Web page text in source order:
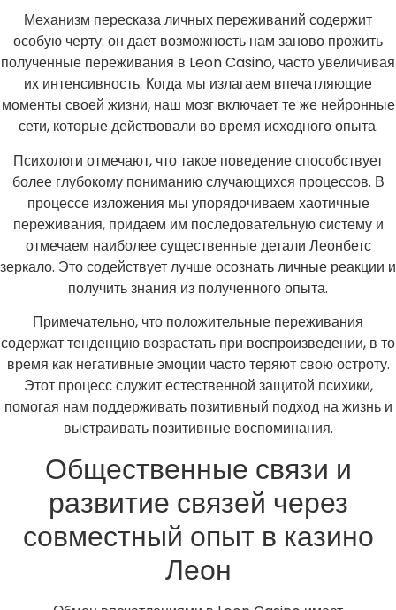
Механизм пересказа личных переживаний содержит
особую черту: он дает возможность нам заново прожить
полученные переживания в Leon Casino, часто увеличивая
их интенсивность. Когда мы излагаем впечатляющие
моменты своей жизни, наш мозг включает те же нейронные
сети, которые действовали во время исходного опыта.
Психологи отмечают, что такое поведение способствует
более глубокому пониманию случающихся процессов. В
процессе изложения мы упорядочиваем хаотичные
переживания, придаем им последовательную систему и
отмечаем наиболее существенные детали Леонбетс
зеркало. Это содействует лучше осознать личные реакции и
получить знания из полученного опыта.
Примечательно, что положительные переживания
содержат тенденцию возрастать при воспроизведении, в то
время как негативные эмоции часто теряют свою остроту.
Этот процесс служит естественной защитой психики,
помогая нам поддерживать позитивный подход на жизнь и
выстраивать позитивные воспоминания.
Общественные связи и
развитие связей через
совместный опыт в казино
Леон